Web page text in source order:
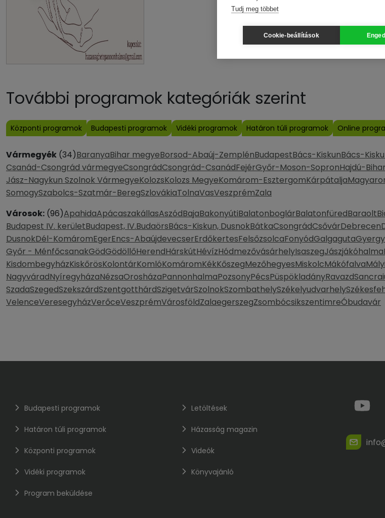
További programok kategóriák szerint
Központi programok Budapesti programok Vidéki programok Határon túli programok Online
Vármegyék (34)BaranyaBihar megyeBorsod-Abaúj-ZemplénBudapestBács-KiskunBács-
Csanád-Csongrád vármegyeCsongrádCsongrád-CsanádFejérGyőr-Moson-SopronHajdú-Bihar
Jász-Nagykun Szolnok VármegyeKolozsKolozs MegyeKomárom-EsztergomKárpátalja
SomogySzabolcs-Szatmár-BeregSzlovákiaTolnaVasVeszprémZala
Városok: (96)ApahidaApácaszakállasAszódBajaBakonyútiBalatonboglárBalatonfüredBaraolt
Budapest IV. kerületBudapest, IV.BudaörsBács-Kiskun, DusnokBátkaCsongrádCsővárDebrecen
DusnokDél-KomáromEgerEncs-AbaújdevecserErdőkertesFelsőzsolcaFonyódGalgaguta
Győr - MénfőcsanakGödGödöllőHerendHárskútHévízHódmezővásárhelyIsaszegJászjákóhalma
KisdombegyházKiskőrösKolontárKomlóKomáromKékKőszegMezőhegyesMiskolcMákófalvaMályi
NagyváradNyíregyházaNézsaOrosházaPannonhalmaPozsonyPécsPüspökladányRavazd
SzadaSzegedSzekszárdSzentgotthárdSzigetvárSzolnokSzombathelySzékelyudvarhely
VelenceVeresegyházVerőceVeszprémVárosföldZalaegerszegZsombócsikszentimreÓbudavár
Budapesti programok
Határon túli programok
Központi programok
Vidéki programok
Program beküldése
Letöltések
Házasság magazin
Videók
Könyvajánló
Tudj meg többet
Cookie-beállítások